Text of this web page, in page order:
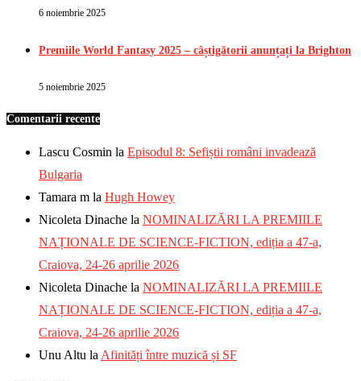
6 noiembrie 2025
Premiile World Fantasy 2025 – câștigătorii anunțați la Brighton
5 noiembrie 2025
Comentarii recente
Lascu Cosmin la Episodul 8: Sefiștii români invadează
Bulgaria
Tamara m la Hugh Howey
Nicoleta Dinache la NOMINALIZĂRI LA PREMIILE
NAȚIONALE DE SCIENCE-FICTION, ediția a 47-a,
Craiova, 24-26 aprilie 2026
Nicoleta Dinache la NOMINALIZĂRI LA PREMIILE
NAȚIONALE DE SCIENCE-FICTION, ediția a 47-a,
Craiova, 24-26 aprilie 2026
Unu Altu laAfinități între muzică și SF